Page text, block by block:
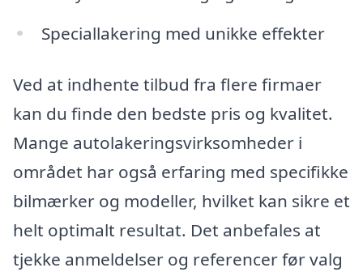
Speciallakering med unikke effekter
Ved at indhente tilbud fra flere firmaer
kan du finde den bedste pris og kvalitet.
Mange autolakeringsvirksomheder i
området har også erfaring med specifikke
bilmærker og modeller, hvilket kan sikre et
helt optimalt resultat. Det anbefales at
tjekke anmeldelser og referencer før valg